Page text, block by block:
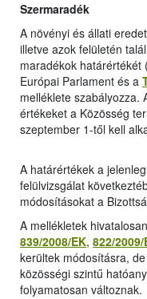
Szermaradék
A növényi és állati
illetve azok felületén
maradékok határértékét
Európai Parlament és a
melléklete szabályozza.
értékeket a Közösség
szeptember 1-től kell
A határértékek a
felülvizsgálat
módosításokat a
A mellékletek
839/2008/EK, 822/2009/
kerültek módosításra,
közösségi szintű
folyamatosan változnak.